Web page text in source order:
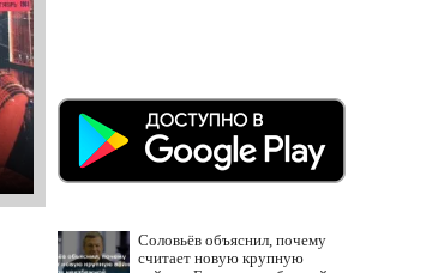
Соловьёв объяснил, почему
считает новую крупную